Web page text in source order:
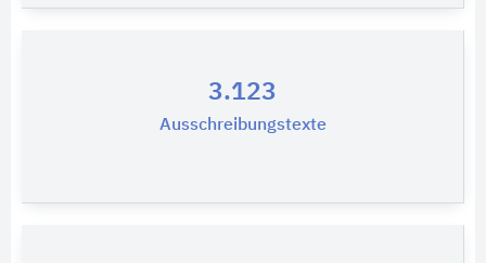
3.123
Ausschreibungstexte